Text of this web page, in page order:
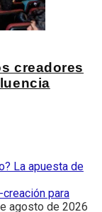
creadores
La apuesta de
para
agosto de 2026